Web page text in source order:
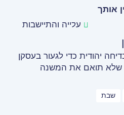
אותך
עלייה והתיישבות
יהודית כדי לגעור בעסקן
שלא תואם את המשנה
שבת